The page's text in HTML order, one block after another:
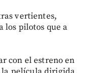
vertientes,
los pilotos que a
con el estreno en